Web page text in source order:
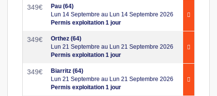
349€
Pau (64)
Lun 14 Septembre au Lun 14 Septembre 2026
Permis exploitation 1 jour
349€
Orthez (64)
Lun 21 Septembre au Lun 21 Septembre 2026
Permis exploitation 1 jour
349€
Biarritz (64)
Lun 21 Septembre au Lun 21 Septembre 2026
Permis exploitation 1 jour